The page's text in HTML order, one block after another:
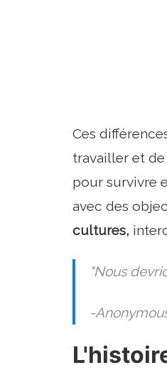
Ces
travailler et
pour survivre
avec des
cultures,
"Nous
-